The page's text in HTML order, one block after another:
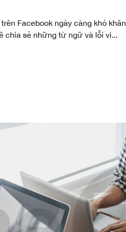
Facebook ngày càng khó
chia sẻ những từ ngữ và lỗi vi...